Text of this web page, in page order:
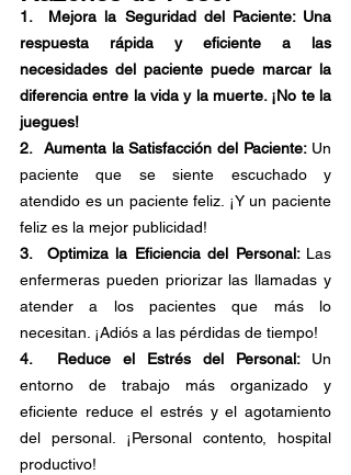
1.  Mejora la Seguridad del Paciente: Una
respuesta rápida y eficiente a las
necesidades del paciente puede marcar la
diferencia entre la vida y la muerte. ¡No te la
juegues!
2.  Aumenta la Satisfacción del Paciente: Un
paciente que se siente escuchado y
atendido es un paciente feliz. ¡Y un paciente
feliz es la mejor publicidad!
3.  Optimiza la Eficiencia del Personal: Las
enfermeras pueden priorizar las llamadas y
atender a los pacientes que más lo
necesitan. ¡Adiós a las pérdidas de tiempo!
4.  Reduce el Estrés del Personal: Un
entorno de trabajo más organizado y
eficiente reduce el estrés y el agotamiento
del personal. ¡Personal contento, hospital
productivo!